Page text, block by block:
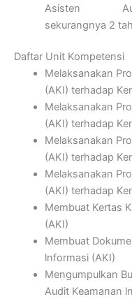
Asisten
sekurangnya 2
Daftar Unit Kompetensi
Melaksanakan
(AKI) terhadap
Melaksanakan
(AKI) terhadap
Melaksanakan
(AKI) terhadap
Melaksanakan
(AKI) terhadap
Membuat Kertas
(AKI)
Membuat
lnformasi (AKI)
Mengumpulkan
Audit Keamanan